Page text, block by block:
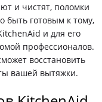
и чистят, поломки
быть готовым к тому,
и для его
профессионалов.
восстановить
вашей вытяжки.